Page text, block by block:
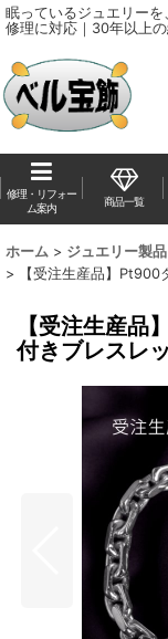
眠っているジュエリー
修理に対応｜30年以上
修理・リフォー
ム案内
商品一覧
ホーム > ジュエリー製品
>
【受注生産品】Pt900
【受注生産
付きブレスレ